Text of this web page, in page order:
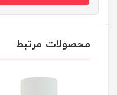
محصولات مرتبط